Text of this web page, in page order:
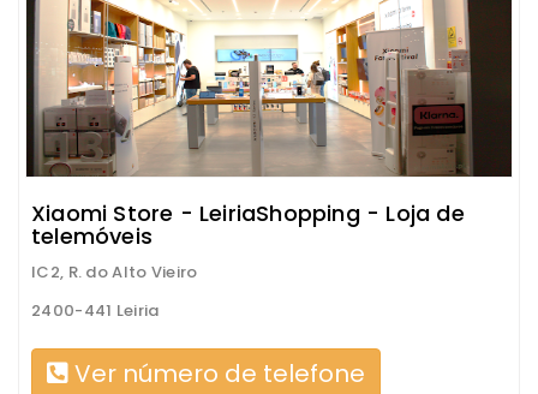
Xiaomi Store - LeiriaShopping - Loja de
telemóveis
IC2, R. do Alto Vieiro
2400-441 Leiria
Ver número de telefone